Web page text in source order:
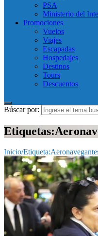
PSA
Ministerio del
Promociones
Vuelos
Viajes
Escapadas
Hospedajes
Destinos
Tours
Descuentos
Búscar por:
Inicio/Etiqueta: